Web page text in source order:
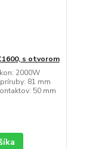
s otvorom
2000W
81 mm
50 mm